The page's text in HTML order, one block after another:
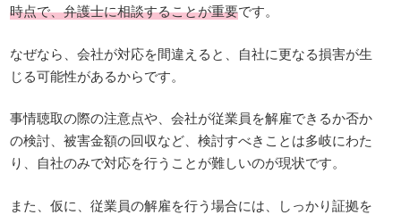
時点で、弁護士に相談することが重要です。
なぜなら、会社が対応を間違えると、自社に更なる損害が生
じる可能性があるからです。
事情聴取の際の注意点や、会社が従業員を解雇できるか否か
の検討、被害金額の回収など、検討すべきことは多岐にわた
り、自社のみで対応を行うことが難しいのが現状です。
また、仮に、従業員の解雇を行う場合には、しっかり証拠を